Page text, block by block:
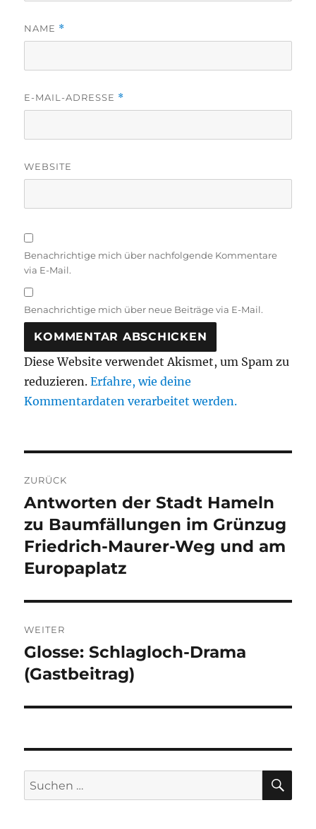
NAME *
E-MAIL-ADRESSE *
WEBSITE
Benachrichtige mich über nachfolgende Kommentare
via E-Mail.
Benachrichtige mich über neue Beiträge via E-Mail.
Diese Website verwendet Akismet, um Spam zu
reduzieren.Erfahre, wie deine
Kommentardaten verarbeitet werden.
ZURÜCK
Vorheriger
Beitrag:
Antworten der Stadt Hameln
zu Baumfällungen im Grünzug
Friedrich-Maurer-Weg und am
Europaplatz
WEITER
Nächster
Beitrag:
Glosse: Schlagloch-Drama
(Gastbeitrag)
Suchen
nach: